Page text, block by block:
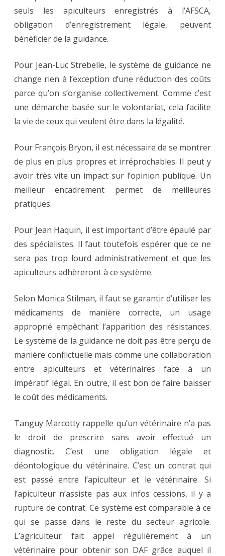
seuls les apiculteurs enregistrés à l’AFSCA,
obligation d’enregistrement légale, peuvent
bénéficier de la guidance.
Pour Jean-Luc Strebelle, le système de guidance ne
change rien à l’exception d’une réduction des coûts
parce qu’on s’organise collectivement. Comme c’est
une démarche basée sur le volontariat, cela facilite
la vie de ceux qui veulent être dans la légalité.
Pour François Bryon, il est nécessaire de se montrer
de plus en plus propres et irréprochables. Il peut y
avoir très vite un impact sur l’opinion publique. Un
meilleur encadrement permet de meilleures
pratiques.
Pour Jean Haquin, il est important d’être épaulé par
des spécialistes. Il faut toutefois espérer que ce ne
sera pas trop lourd administrativement et que les
apiculteurs adhèreront à ce système.
Selon Monica Stilman, il faut se garantir d’utiliser les
médicaments de manière correcte, un usage
approprié empêchant l’apparition des résistances.
Le système de la guidance ne doit pas être perçu de
manière conflictuelle mais comme une collaboration
entre apiculteurs et vétérinaires face à un
impératif légal. En outre, il est bon de faire baisser
le coût des médicaments.
Tanguy Marcotty rappelle qu’un vétérinaire n’a pas
le droit de prescrire sans avoir effectué un
diagnostic. C’est une obligation légale et
déontologique du vétérinaire. C’est un contrat qui
est passé entre l’apiculteur et le vétérinaire. Si
l’apiculteur n’assiste pas aux infos cessions, il y a
rupture de contrat. Ce système est comparable à ce
qui se passe dans le reste du secteur agricole.
L’agriculteur fait appel régulièrement à un
vétérinaire pour obtenir son DAF grâce auquel il